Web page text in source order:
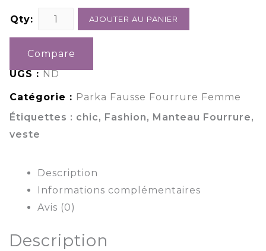
Qty: AJOUTER AU PANIER
Compare
UGS :ND
Catégorie : Parka Fausse Fourrure Femme
Étiquettes : chic, Fashion, Manteau Fourrure,
veste
Description
Informations complémentaires
Avis (0)
Description